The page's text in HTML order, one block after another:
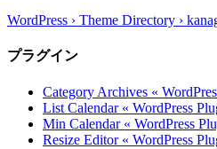
WordPress › Theme Directory ›
プラグイン
Category Archives «
List Calendar « WordPress
Min Calendar « WordPress
Resize Editor « WordPress